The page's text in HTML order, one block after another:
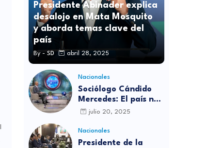
Presidente Abinader explica
desalojo en Mata Mosquito
y aborda temas clave del
país
By - SD abril 28, 2025
Nacionales
Sociólogo Cándido
Mercedes: El país no
está preparado para
independientes
julio 20, 2025
Nacionales
Presidente de la